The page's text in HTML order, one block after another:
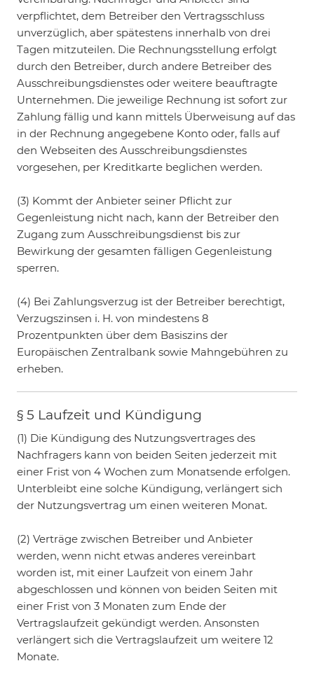
verpflichtet, dem Betreiber den Vertragsschluss
unverzüglich, aber spätestens innerhalb von drei
Tagen mitzuteilen. Die Rechnungsstellung erfolgt
durch den Betreiber, durch andere Betreiber des
Ausschreibungsdienstes oder weitere beauftragte
Unternehmen. Die jeweilige Rechnung ist sofort zur
Zahlung fällig und kann mittels Überweisung auf das
in der Rechnung angegebene Konto oder, falls auf
den Webseiten des Ausschreibungsdienstes
vorgesehen, per Kreditkarte beglichen werden.
(3) Kommt der Anbieter seiner Pflicht zur
Gegenleistung nicht nach, kann der Betreiber den
Zugang zum Ausschreibungsdienst bis zur
Bewirkung der gesamten fälligen Gegenleistung
sperren.
(4) Bei Zahlungsverzug ist der Betreiber berechtigt,
Verzugszinsen i. H. von mindestens 8
Prozentpunkten über dem Basiszins der
Europäischen Zentralbank sowie Mahngebühren zu
erheben.
§ 5 Laufzeit und Kündigung
(1) Die Kündigung des Nutzungsvertrages des
Nachfragers kann von beiden Seiten jederzeit mit
einer Frist von 4 Wochen zum Monatsende erfolgen.
Unterbleibt eine solche Kündigung, verlängert sich
der Nutzungsvertrag um einen weiteren Monat.
(2) Verträge zwischen Betreiber und Anbieter
werden, wenn nicht etwas anderes vereinbart
worden ist, mit einer Laufzeit von einem Jahr
abgeschlossen und können von beiden Seiten mit
einer Frist von 3 Monaten zum Ende der
Vertragslaufzeit gekündigt werden. Ansonsten
verlängert sich die Vertragslaufzeit um weitere 12
Monate.